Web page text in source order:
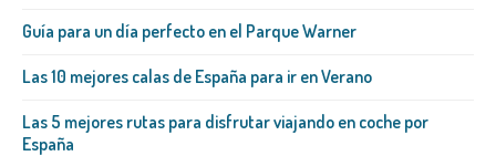
Guía para un día perfecto en el Parque Warner
Las 10 mejores calas de España para ir en Verano
Las 5 mejores rutas para disfrutar viajando en coche por
España